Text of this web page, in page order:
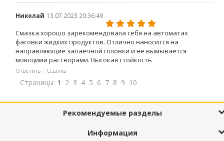
Николай 13.07.2023 20:36:49
Смазка хорошо зарекомендовала себя на автоматах
фасовки жидких продуктов. Отлично наносится на
направляющие запаечной головки и не вымывается
моющими растворами. Высокая стойкость
Ответить Ссылка
Страницы: 1 2 3 4 5 6 7 8 9 10
Рекомендуемые разделы
Информация